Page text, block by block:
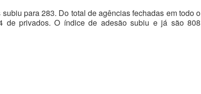
para 283. Do total de agências fechadas em todo o
de privados. O índice de adesão subiu e já são 808